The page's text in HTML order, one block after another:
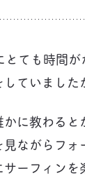
ても時間
ていました
に教わる
見ながらフ
ーフィンを